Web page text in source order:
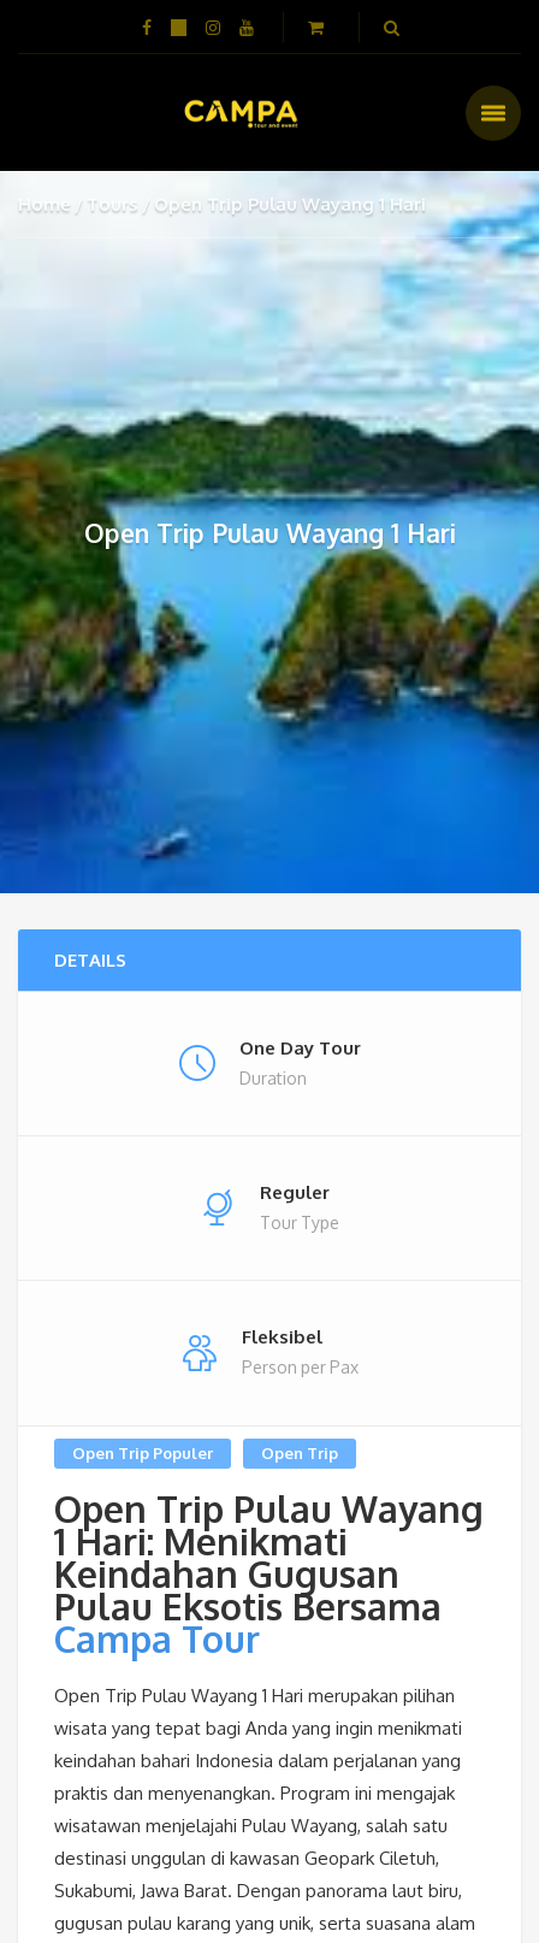
Home Tours Open Trip Pulau Wayang 1 Hari
Open Trip Pulau Wayang 1 Hari
DETAILS
One Day Tour
Duration
Reguler
Tour Type
Fleksibel
Person per Pax
Open Trip Populer Open Trip
Open Trip Pulau Wayang
1 Hari: Menikmati
Keindahan Gugusan
Pulau Eksotis Bersama
Campa Tour
Open Trip Pulau Wayang 1 Hari merupakan pilihan
wisata yang tepat bagi Anda yang ingin menikmati
keindahan bahari Indonesia dalam perjalanan yang
praktis dan menyenangkan. Program ini mengajak
wisatawan menjelajahi Pulau Wayang, salah satu
destinasi unggulan di kawasan Geopark Ciletuh,
Sukabumi, Jawa Barat. Dengan panorama laut biru,
gugusan pulau karang yang unik, serta suasana alam